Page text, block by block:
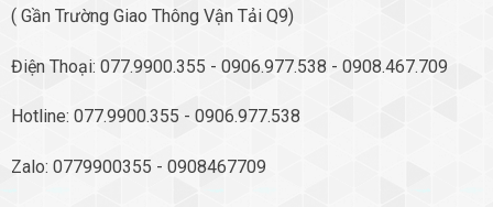
( Gần Trường Giao Thông Vận Tải Q9)
Điện Thoại: 077.9900.355 - 0906.977.538 - 0908.467.709
Hotline: 077.9900.355 - 0906.977.538
Zalo: 0779900355 - 0908467709